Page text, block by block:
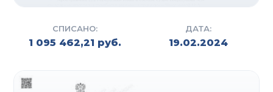
СПИСАНО:
1 095 462,21 руб.
ДАТА:
19.02.2024